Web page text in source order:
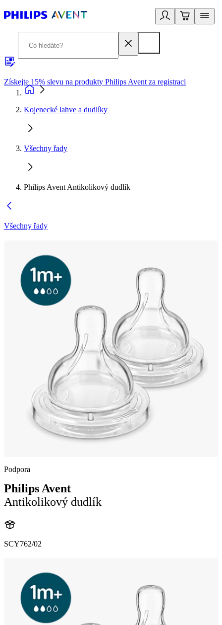
Získejte 15% slevu na produkty Philips Avent za registraci
Kojenecké lahve a dudlíky
Všechny řady
Philips Avent Antikolikový dudlík
Všechny řady
Podpora
Philips Avent
Antikolikový dudlík
SCY762/02